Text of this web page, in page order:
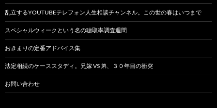
乱立するYOUTUBEテレフォン人生相談チャンネル。この世の春はいつまで
スペシャルウィークという名の聴取率調査週間
おきまりの定番アドバイス集
法定相続のケーススタディ。兄嫁 VS 弟、３０年目の衝突
お問い合わせ